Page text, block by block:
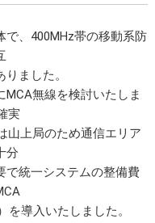
、400MHz帯の移動系防
ました。
無線を検討いたしま
実
山上局のため通信エリア
分
で統一システムの整備費
導入いたしました。